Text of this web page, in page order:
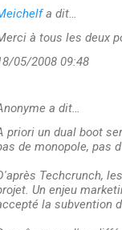
a dit…
à tous les deux
05/2008 09:48
a dit…
priori un dual boot
de monopole, pas
Techcrunch,
Un enjeu
la subvention